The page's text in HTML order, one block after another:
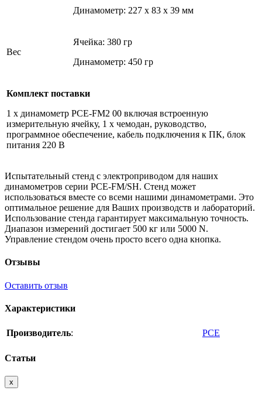
Динамометр: 227 x 83 x 39 мм
Вес
Ячейка: 380 гр
Динамометр: 450 гр
Комплект поставки
1 x динамометр PCE-FM2 00 включая встроенную
измерительную ячейку, 1 x чемодан, руководство,
программное обеспечение, кабель подключения к ПК, блок
питания 220 В
Испытательный стенд с электроприводом для наших
динамометров серии PCE-FM/SH. Стенд может
использоваться вместе со всеми нашими динамометрами. Это
оптимальное решение для Ваших производств и лабораторий.
Использование стенда гарантирует максимальную точность.
Диапазон измерений достигает 500 кг или 5000 N.
Управление стендом очень просто всего одна кнопка.
Отзывы
Оставить отзыв
Характеристики
Производитель: PCE
Статьи
x